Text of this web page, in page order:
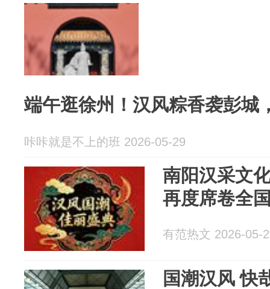
端午逛徐州！汉风粽香袭彭城
咔咔就是不上的班 2026-05-29
南阳汉采文
再度席卷全
有范热文 2026-05-
国潮汉风 快